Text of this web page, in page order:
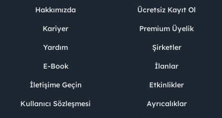
Hakkımızda
Kariyer
Yardım
E-Book
İletişime Geçin
Kullanıcı Sözleşmesi
Ücretsiz Kayıt Ol
Premium Üyelik
Şirketler
İlanlar
Etkinlikler
Ayrıcalıklar